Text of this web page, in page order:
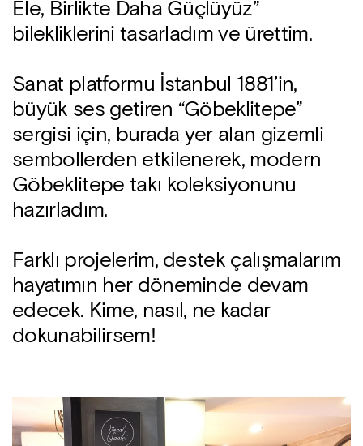
Ele, Birlikte Daha Güçlüyüz”
bilekliklerini tasarladım ve ürettim.
Sanat platformu İstanbul 1881’in,
büyük ses getiren “Göbeklitepe”
sergisi için, burada yer alan gizemli
sembollerden etkilenerek, modern
Göbeklitepe takı koleksiyonunu
hazırladım.
Farklı projelerim, destek çalışmalarım
hayatımın her döneminde devam
edecek. Kime, nasıl, ne kadar
dokunabilirsem!